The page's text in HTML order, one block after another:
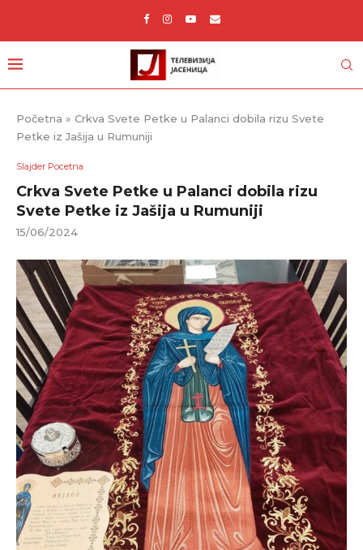
Početna » Crkva Svete Petke u Palanci dobila rizu Svete
Petke iz Jašija u Rumuniji
Slajder Pocetna
Crkva Svete Petke u Palanci dobila rizu
Svete Petke iz Jašija u Rumuniji
15/06/2024